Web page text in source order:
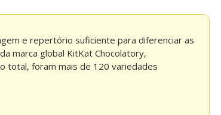
e repertório suficiente para diferenciar as
marca global KitKat Chocolatory,
total, foram mais de 120 variedades